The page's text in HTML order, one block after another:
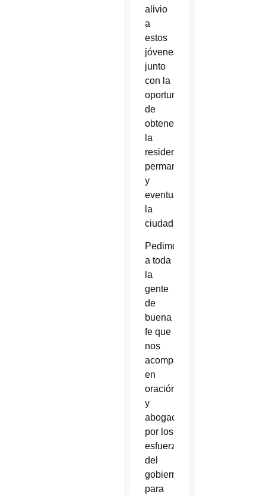
alivio
a
estos
jóvenes,
junto
con la
oportunidad
de
obtener
la
residencia
permanente
y
eventualmente
la
ciudadanía.
Pedimos
a toda
la
gente
de
buena
fe que
nos
acompañe
en
oración
y
abogacía
por los
esfuerzos
del
gobierno
para